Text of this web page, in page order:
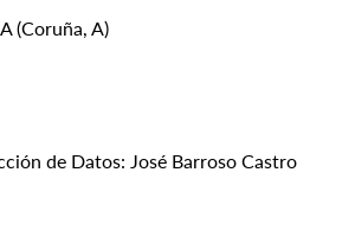
(Coruña, A)
de Datos: José Barroso Castro